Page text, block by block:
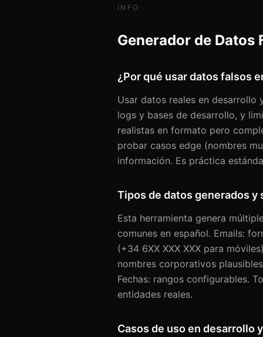
Dirección completa
País
Código postal
Zona horaria
EMPRESA
Empresa
Eslogan empresa
Departamento
Puesto de trabajo
INFO
Generador de Datos
¿Por qué usar datos falsos
Usar datos reales en desarrollo
logs y bases de desarrollo, y
realistas en formato pero
probar casos edge (nombres
información. Es práctica
Tipos de datos generados y
Esta herramienta genera
comunes en español. Emails:
(+34 6XX XXX XXX para
nombres corporativos
Fechas: rangos configurables.
entidades reales.
Casos de uso en desarrollo